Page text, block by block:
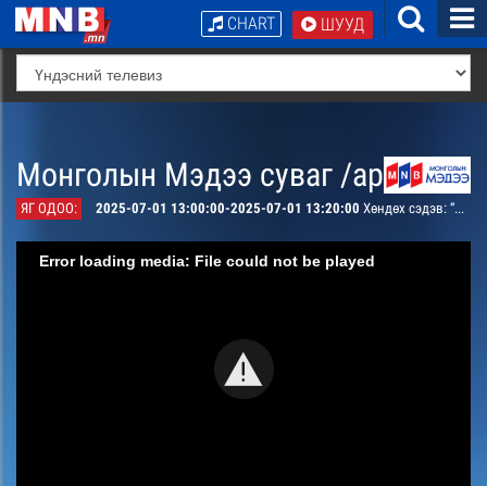
ШУУД
CHART
Монголын Мэдээ суваг /архив/
ЯГ ОДОО: 2025-07-01 13:00:00-2025-07-01 13:20:00 Хөндөх сэдэв: “Хар тамхи, мансууруулах эм, сэтгэцэд нөлөөт бодистой холбоотой сэрэмжлүүлэх нэвтрүүлэг
Error loading media: File could not be played